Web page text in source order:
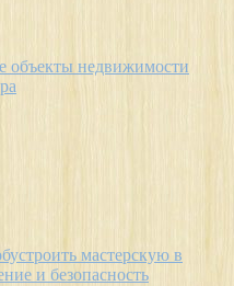
объекты недвижимости
мастерскую в
и безопасность